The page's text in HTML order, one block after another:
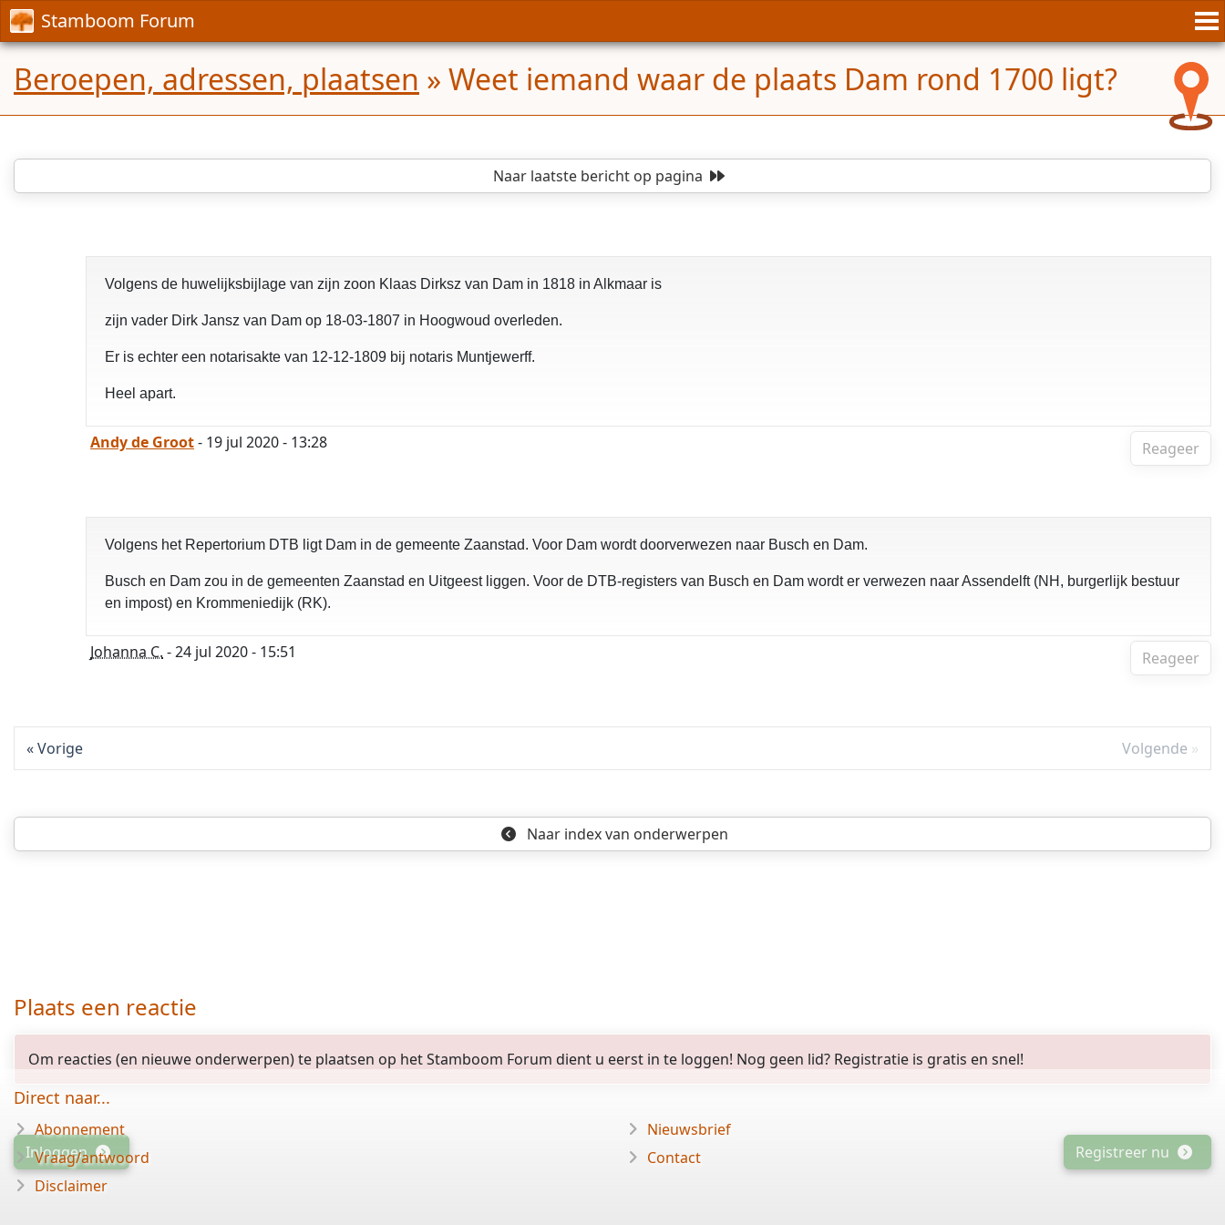
Stamboom Forum
Beroepen, adressen, plaatsen » Weet iemand waar de plaats Dam rond 1700 ligt?
Naar laatste berichtop pagina
Volgens de huwelijksbijlage van zijn zoon Klaas Dirksz van Dam in 1818 in Alkmaar is
zijn vader Dirk Jansz van Dam op 18-03-1807 in Hoogwoud overleden.
Er is echter een notarisakte van 12-12-1809 bij notaris Muntjewerff.
Heel apart.
Reageer
Andy de Groot- 19 jul 2020 - 13:28
Volgens het Repertorium DTB ligt Dam in de gemeente Zaanstad. Voor Dam wordt doorverwezen naar Busch en Dam.
Busch en Dam zou in de gemeenten Zaanstad en Uitgeest liggen. Voor de DTB-registers van Busch en Dam wordt er verwezen naar Assendelft (NH, burgerlijk bestuur
en impost) en Krommeniedijk (RK).
Reageer
Johanna C. - 24 jul 2020 - 15:51
Vorige Volgende
Naar indexvan onderwerpen
Plaats een reactie
Om reacties (en nieuwe onderwerpen) te plaatsen op het Stamboom Forum dient u eerst in te loggen! Nog geen lid? Registratie is gratis en snel!
Inloggen Registreer nu
Direct naar...
Abonnement
Vraag/antwoord
Disclaimer
Nieuwsbrief
Contact